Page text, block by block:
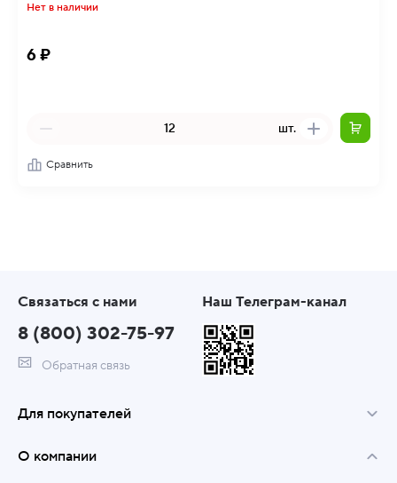
Нет в наличии
6 ₽
шт.
Сравнить
Связаться с нами
8 (800) 302-75-97
Обратная связь
Наш Телеграм-канал
Для покупателей
О компании